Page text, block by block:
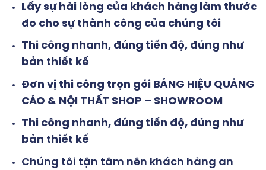
Lấy sự hài lòng của khách hàng làm thước
đo cho sự thành công của chúng tôi
Thi công nhanh, đúng tiến độ, đúng như
bản thiết kế
Đơn vị thi công trọn gói BẢNG HIỆU QUẢNG
CÁO & NỘI THẤT SHOP – SHOWROOM
Thi công nhanh, đúng tiến độ, đúng như
bản thiết kế
Chúng tôi tận tâm nên khách hàng an